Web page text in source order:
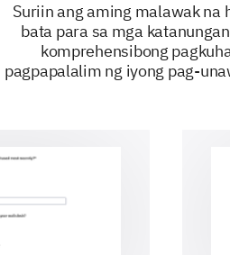
Suriin ang aming malawak na
bata para sa mga
komprehensibong
pagpapalalim ng iyong pag-